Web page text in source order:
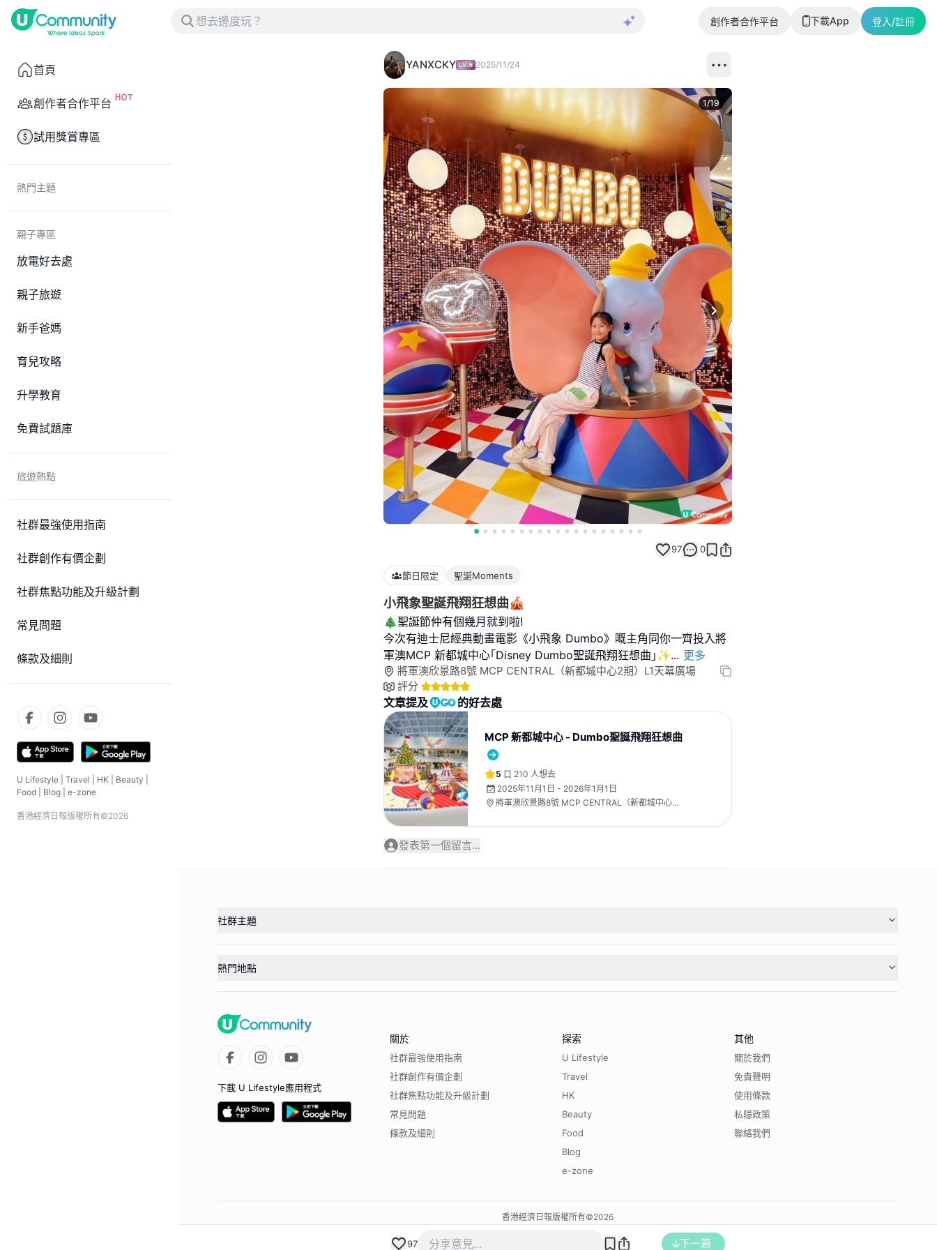
創作者合作平台 下載App 登入/註冊
首頁
創作者合作平台
試用獎賞專區
熱門主題
親子專區
放電好去處
親子旅遊
新手爸媽
育兒攻略
升學教育
免費試題庫
旅遊熱點
社群最強使用指南
社群創作有價企劃
社群焦點功能及升級計劃
常見問題
條款及細則
U Lifestyle Travel HK Beauty
Food
Blog e-zone
香港經濟日報版權所有©2026
YANXCKY 2025/11/24
Next slide
1/19
97 0
節日限定 聖誕Moments
小飛象聖誕飛翔狂想曲🎪
🎄聖誕節仲有個幾月就到啦!
今次有迪士尼經典動畫電影《小飛象 Dumbo》嘅主角同你一齊投入將
軍澳MCP 新都城中心｢Disney Dumbo聖誕飛翔狂想曲｣✨... 更多
將軍澳欣景路8號 MCP CENTRAL（新都城中心2期）L1天幕廣場
評分
文章提及 的好去處
MCP 新都城中心 - Dumbo聖誕飛翔狂想曲
5 210 人想去
2025年11月1日 - 2026年1月1日
將軍澳欣景路8號 MCP CENTRAL（新都城中心2
發表第一個留言...
97 下一篇
社群主題
熱門地點
下載 U Lifestyle應用程式
關於
社群最強使用指南
社群創作有價企劃
社群焦點功能及升級計劃
常見問題
條款及細則
探索
U Lifestyle
Travel
HK
Beauty
Food
Blog
e-zone
其他
關於我們
免責聲明
使用條款
私隱政策
聯絡我們
香港經濟日報版權所有©2026